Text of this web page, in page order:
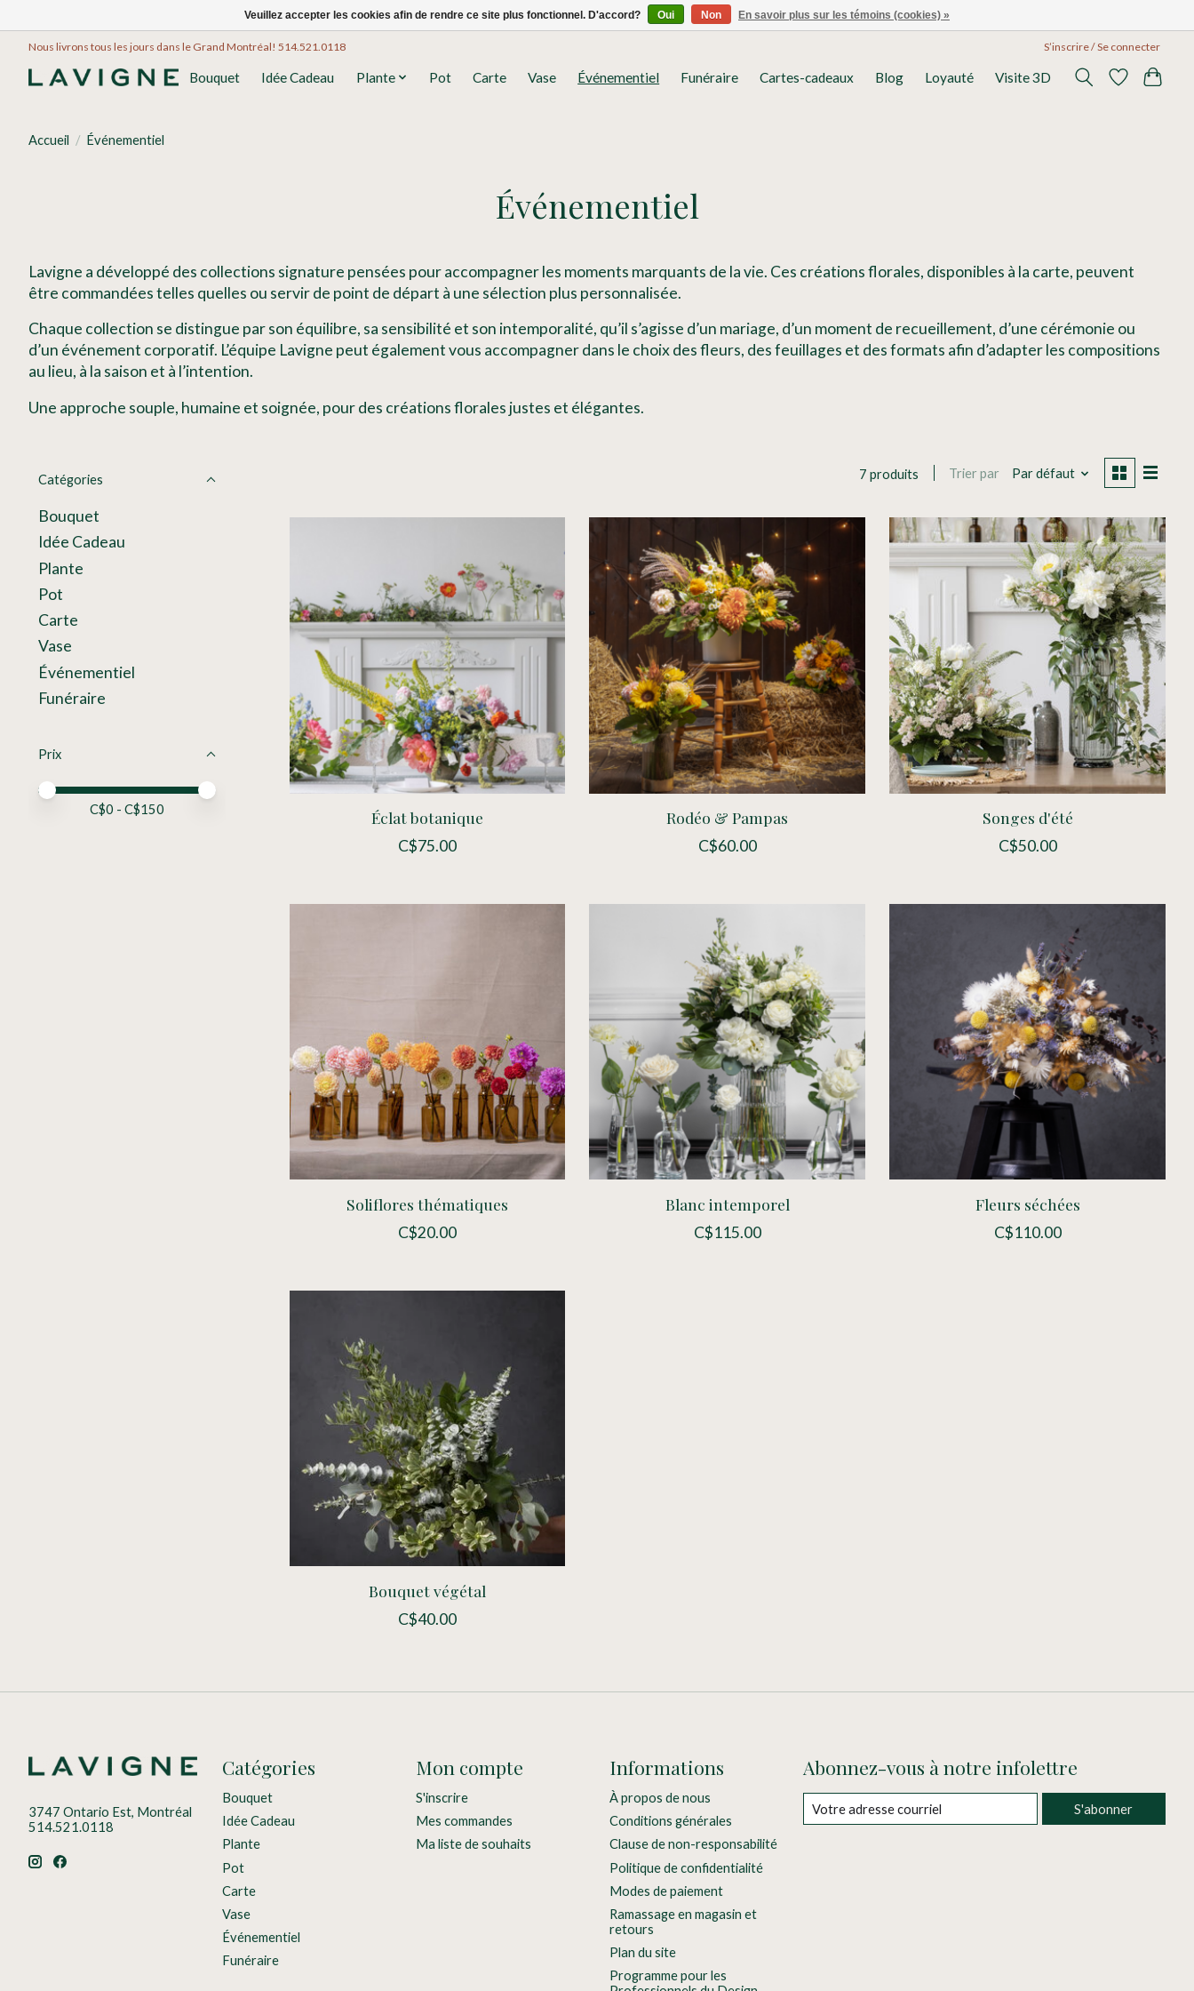
Nous livrons tous les jours dans le Grand Montréal! 514.521.0118 S’inscrire / Se connecter
Bouquet Idée Cadeau Plante Pot Carte Vase Événementiel Funéraire Cartes-cadeaux Blog Loyauté Visite 3D
Accueil / Événementiel
Événementiel
Lavigne a développé des collections signature pensées pour accompagner les moments marquants de la vie. Ces créations florales, disponibles à la carte, peuvent
être commandées telles quelles ou servir de point de départ à une sélection plus personnalisée.
Chaque collection se distingue par son équilibre, sa sensibilité et son intemporalité, qu’il s’agisse d’un mariage, d’un moment de recueillement, d’une cérémonie ou
d’un événement corporatif. L’équipe Lavigne peut également vous accompagner dans le choix des fleurs, des feuillages et des formats afin d’adapter les compositions
au lieu, à la saison et à l’intention.
Une approche souple, humaine et soignée, pour des créations florales justes et élégantes.
Catégories
Bouquet
Idée Cadeau
Plante
Pot
Carte
Vase
Événementiel
Funéraire
Prix
Prix minimum
Price maximum value
C$0 - C$150
7 produits Trier par Par défaut
Éclat botanique
C$75.00
Rodéo & Pampas
C$60.00
Songes d'été
C$50.00
Soliflores thématiques
C$20.00
Blanc intemporel
C$115.00
Fleurs séchées
C$110.00
Bouquet végétal
C$40.00
3747 Ontario Est, Montréal
514.521.0118
Catégories
Bouquet
Idée Cadeau
Plante
Pot
Carte
Vase
Événementiel
Funéraire
Mon compte
S'inscrire
Mes commandes
Ma liste de souhaits
Informations
À propos de nous
Conditions générales
Clause de non-responsabilité
Politique de confidentialité
Modes de paiement
Ramassage en magasin et
retours
Plan du site
Programme pour les
Abonnez-vous à notre infolettre
S'abonner
Veuillez accepter les cookies afin de rendre ce site plus fonctionnel. D'accord? Oui Non En savoir plus sur les témoins (cookies) »